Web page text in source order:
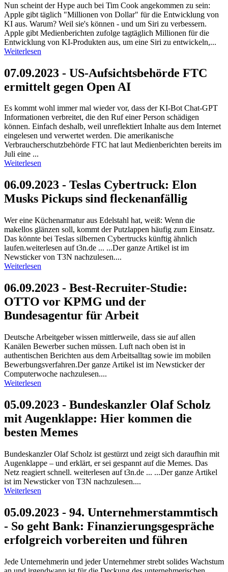
Nun scheint der Hype auch bei Tim Cook angekommen zu sein:
Apple gibt täglich "Millionen von Dollar" für die Entwicklung von
KI aus. Warum? Weil sie's können - und um Siri zu verbessern.
Apple gibt Medienberichten zufolge tagtäglich Millionen für die
Entwicklung von KI-Produkten aus, um eine Siri zu entwickeln,...
Weiterlesen
07.09.2023 - US-Aufsichtsbehörde FTC
ermittelt gegen Open AI
Es kommt wohl immer mal wieder vor, dass der KI-Bot Chat-GPT
Informationen verbreitet, die den Ruf einer Person schädigen
können. Einfach deshalb, weil unreflektiert Inhalte aus dem Internet
eingelesen und verwertet werden. Die amerikanische
Verbraucherschutzbehörde FTC hat laut Medienberichten bereits im
Juli eine ...
Weiterlesen
06.09.2023 - Teslas Cybertruck: Elon
Musks Pickups sind fleckenanfällig
Wer eine Küchenarmatur aus Edelstahl hat, weiß: Wenn die
makellos glänzen soll, kommt der Putzlappen häufig zum Einsatz.
Das könnte bei Teslas silbernen Cybertrucks künftig ähnlich
laufen.weiterlesen auf t3n.de ... ...Der ganze Artikel ist im
Newsticker von T3N nachzulesen....
Weiterlesen
06.09.2023 - Best-Recruiter-Studie:
OTTO vor KPMG und der
Bundesagentur für Arbeit
Deutsche Arbeitgeber wissen mittlerweile, dass sie auf allen
Kanälen Bewerber suchen müssen. Luft nach oben ist in
authentischen Berichten aus dem Arbeitsalltag sowie im mobilen
Bewerbungsverfahren.Der ganze Artikel ist im Newsticker der
Computerwoche nachzulesen....
Weiterlesen
05.09.2023 - Bundeskanzler Olaf Scholz
mit Augenklappe: Hier kommen die
besten Memes
Bundeskanzler Olaf Scholz ist gestürzt und zeigt sich daraufhin mit
Augenklappe – und erklärt, er sei gespannt auf die Memes. Das
Netz reagiert schnell. weiterlesen auf t3n.de ... ...Der ganze Artikel
ist im Newsticker von T3N nachzulesen....
Weiterlesen
05.09.2023 - 94. Unternehmerstammtisch
- So geht Bank: Finanzierungsgespräche
erfolgreich vorbereiten und führen
Jede Unternehmerin und jeder Unternehmer strebt solides Wachstum